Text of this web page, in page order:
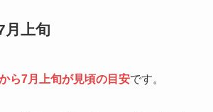
月上旬
ら7月上旬が見頃の目安です。